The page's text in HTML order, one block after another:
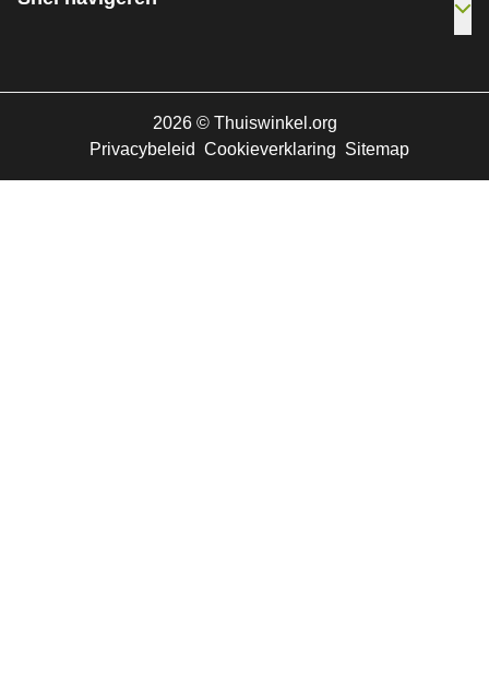
2026 ©Thuiswinkel.org
Privacybeleid Cookieverklaring Sitemap